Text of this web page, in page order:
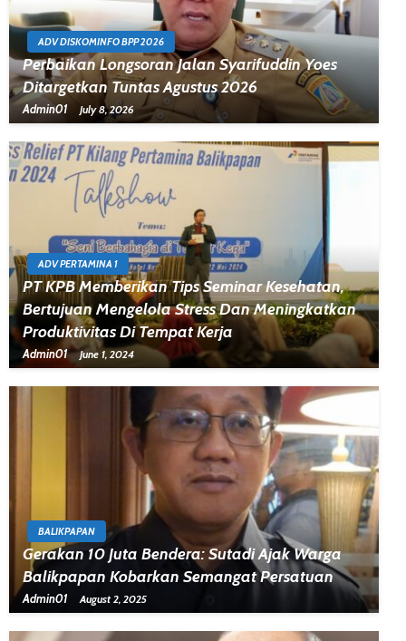
ADV DISKOMINFO BPP 2026
Perbaikan Longsoran Jalan Syarifuddin Yoes
Ditargetkan Tuntas Agustus 2026
Admin01 July 8, 2026
ADV PERTAMINA 1
PT KPB Memberikan Tips Seminar Kesehatan,
Bertujuan Mengelola Stress Dan Meningkatkan
Produktivitas Di Tempat Kerja
Admin01 June 1, 2024
BALIKPAPAN
Gerakan 10 Juta Bendera: Sutadi Ajak Warga
Balikpapan Kobarkan Semangat Persatuan
Admin01 August 2, 2025